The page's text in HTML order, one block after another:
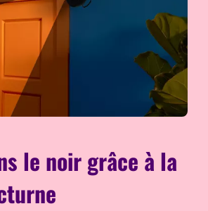
le noir grâce à la